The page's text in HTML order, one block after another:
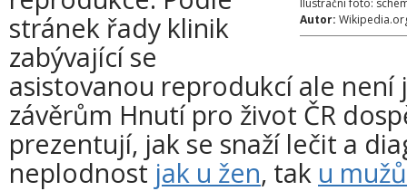
Ilustrační foto:
Autor:
stránek řady klinik
zabývající se
asistovanou reprodukcí ale není
závěrům Hnutí pro život ČR
prezentují, jak se snaží lečit a
neplodnost jak u žen, tak u mužů